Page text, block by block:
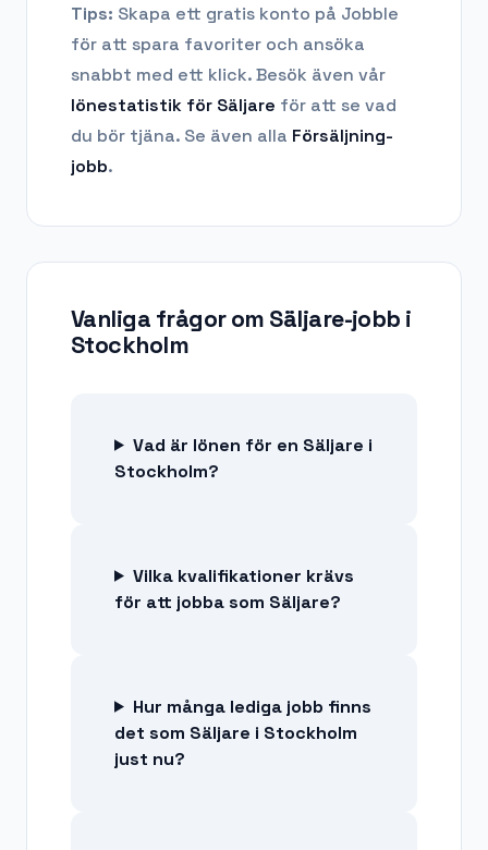
Tips: Skapa ett gratis konto på Jobble
för att spara favoriter och ansöka
snabbt med ett klick. Besök även vår
lönestatistik för Säljare för att se vad
du bör tjäna. Se även alla Försäljning-
jobb.
Vanliga frågor om Säljare-jobb i
Stockholm
Vad är lönen för en Säljare i
Stockholm?
Vilka kvalifikationer krävs
för att jobba som Säljare?
Hur många lediga jobb finns
det som Säljare i Stockholm
just nu?